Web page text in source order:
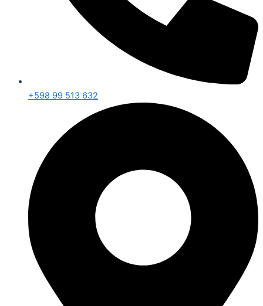
+598 99 513 632